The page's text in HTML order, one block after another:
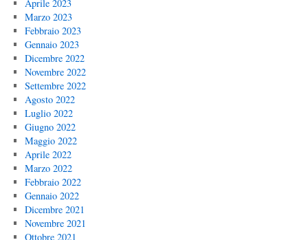
Aprile 2023
Marzo 2023
Febbraio 2023
Gennaio 2023
Dicembre 2022
Novembre 2022
Settembre 2022
Agosto 2022
Luglio 2022
Giugno 2022
Maggio 2022
Aprile 2022
Marzo 2022
Febbraio 2022
Gennaio 2022
Dicembre 2021
Novembre 2021
Ottobre 2021